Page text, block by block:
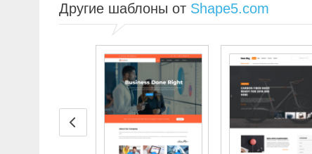
Другие шаблоны от Shape5.com